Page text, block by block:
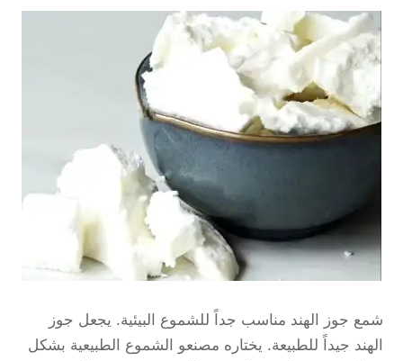
اتصل بنا
شمع جوز الهند مناسب جداً للشموع البيئية. يجعل جوز
الهند جيداً للطبيعة. يختاره مصنعو الشموع الطبيعية بشكل